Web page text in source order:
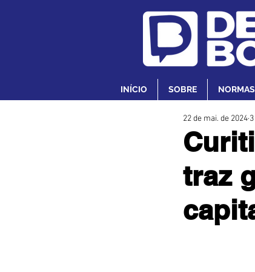
INÍCIO SOBRE
traz
22 de mai. de 2024